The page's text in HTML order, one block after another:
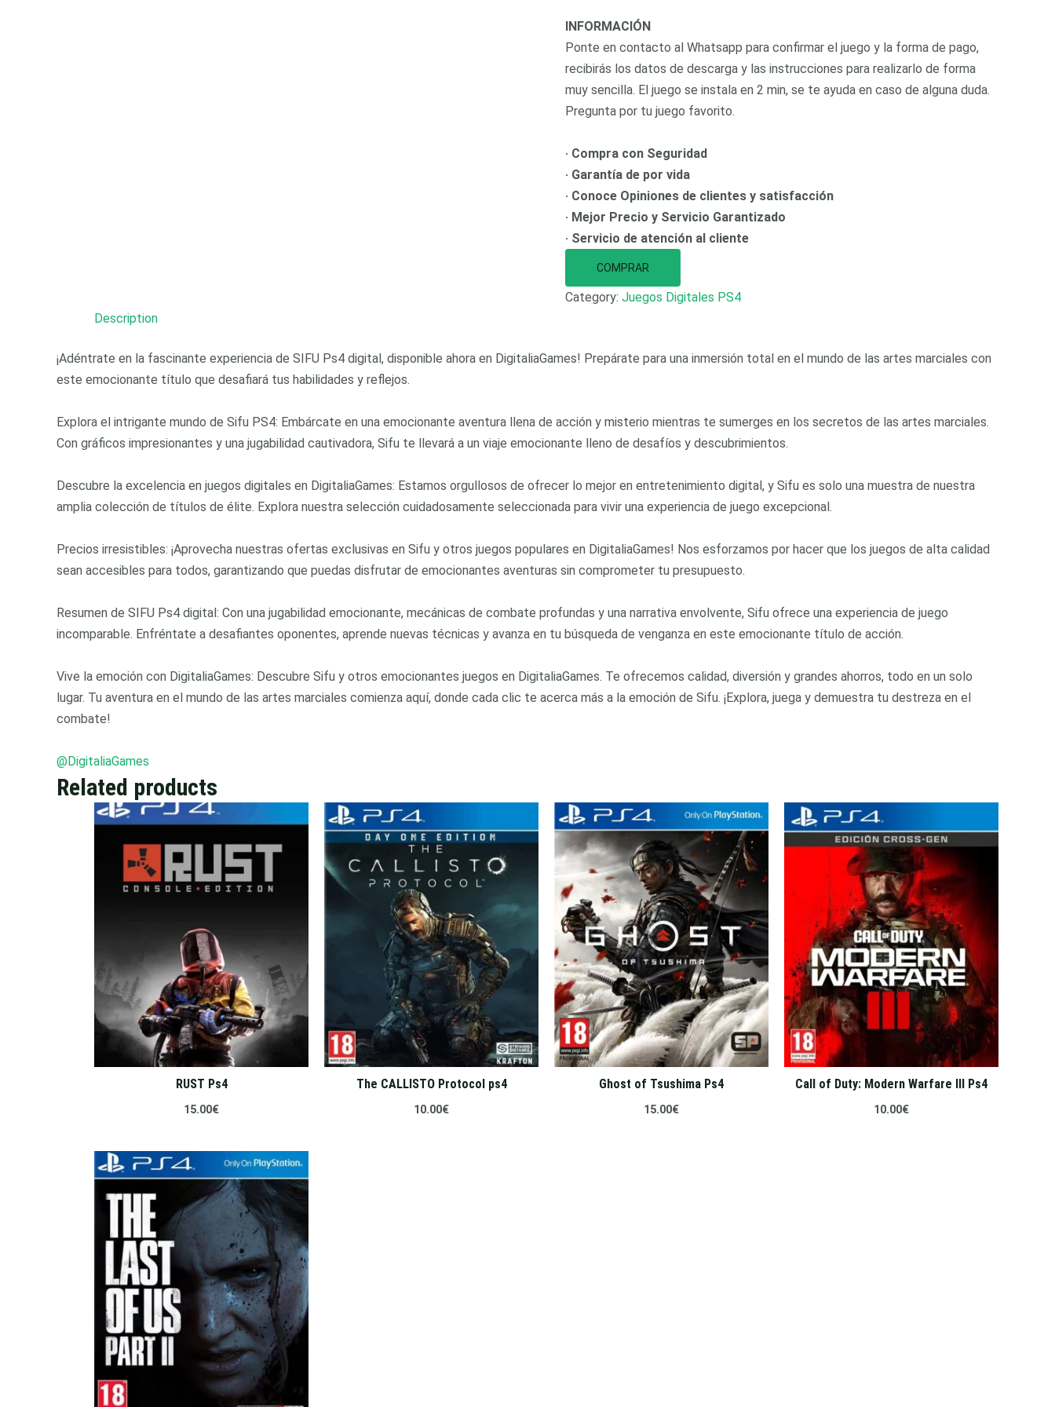
INFORMACIÓN
Ponte en contacto al Whatsapp para confirmar el juego y la forma de pago,
recibirás los datos de descarga y las instrucciones para realizarlo de forma
muy sencilla. El juego se instala en 2 min, se te ayuda en caso de alguna duda.
Pregunta por tu juego favorito.
· Compra con Seguridad
· Garantía de por vida
· Conoce Opiniones de clientes y satisfacción
· Mejor Precio y Servicio Garantizado
· Servicio de atención al cliente
COMPRAR
Category: Juegos Digitales PS4
Description
¡Adéntrate en la fascinante experiencia de SIFU Ps4 digital, disponible ahora en DigitaliaGames! Prepárate para una inmersión total en el mundo de las artes marciales con
este emocionante título que desafiará tus habilidades y reflejos.
Explora el intrigante mundo de Sifu PS4: Embárcate en una emocionante aventura llena de acción y misterio mientras te sumerges en los secretos de las artes marciales.
Con gráficos impresionantes y una jugabilidad cautivadora, Sifu te llevará a un viaje emocionante lleno de desafíos y descubrimientos.
Descubre la excelencia en juegos digitales en DigitaliaGames: Estamos orgullosos de ofrecer lo mejor en entretenimiento digital, y Sifu es solo una muestra de nuestra
amplia colección de títulos de élite. Explora nuestra selección cuidadosamente seleccionada para vivir una experiencia de juego excepcional.
Precios irresistibles: ¡Aprovecha nuestras ofertas exclusivas en Sifu y otros juegos populares en DigitaliaGames! Nos esforzamos por hacer que los juegos de alta calidad
sean accesibles para todos, garantizando que puedas disfrutar de emocionantes aventuras sin comprometer tu presupuesto.
Resumen de SIFU Ps4 digital: Con una jugabilidad emocionante, mecánicas de combate profundas y una narrativa envolvente, Sifu ofrece una experiencia de juego
incomparable. Enfréntate a desafiantes oponentes, aprende nuevas técnicas y avanza en tu búsqueda de venganza en este emocionante título de acción.
Vive la emoción con DigitaliaGames: Descubre Sifu y otros emocionantes juegos en DigitaliaGames. Te ofrecemos calidad, diversión y grandes ahorros, todo en un solo
lugar. Tu aventura en el mundo de las artes marciales comienza aquí, donde cada clic te acerca más a la emoción de Sifu. ¡Explora, juega y demuestra tu destreza en el
combate!
@DigitaliaGames
Related products
RUST Ps4
15.00€
The CALLISTO Protocol ps4
10.00€
Ghost of Tsushima Ps4
15.00€
Call of Duty: Modern Warfare III Ps4
10.00€